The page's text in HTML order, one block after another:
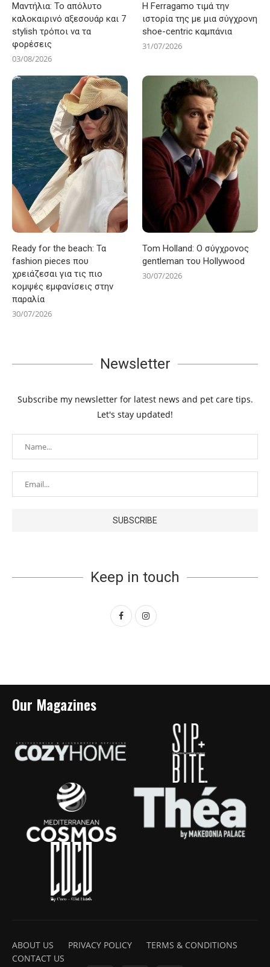
Μαντήλια: Το απόλυτο
καλοκαιρινό αξεσουάρ και 7
stylish τρόποι να τα
φορέσεις
03/08/2026
Η Ferragamo τιμά την
ιστορία της με μια σύγχρονη
shoe-centric καμπάνια
31/07/2026
Ready for the beach: Τα
fashion pieces που
χρειάζεσαι για τις πιο
κομψές εμφανίσεις στην
παραλία
30/07/2026
Tom Holland: Ο σύγχρονος
gentleman του Hollywood
30/07/2026
Newsletter
Subscribe my newsletter for latest news and pet care tips.
Let's stay updated!
Keep in touch
Our Magazines
ABOUT US PRIVACY POLICY
TERMS & CONDITIONS
CONTACT US